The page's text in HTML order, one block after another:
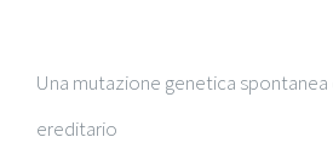
Una mutazione genetica
ereditario